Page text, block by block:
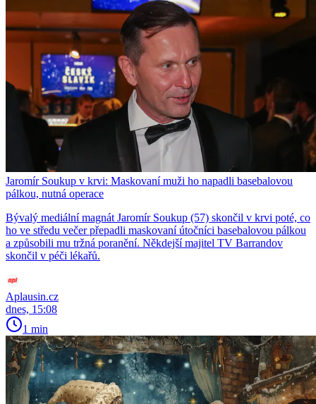
Jaromír Soukup v krvi: Maskovaní muži ho napadli basebalovou
pálkou, nutná operace
Bývalý mediální magnát Jaromír Soukup (57) skončil v krvi poté, co
ho ve středu večer přepadli maskovaní útočníci basebalovou pálkou
a způsobili mu tržná poranění. Někdejší majitel TV Barrandov
skončil v péči lékařů.
Aplausin.cz
dnes, 15:08
1 min